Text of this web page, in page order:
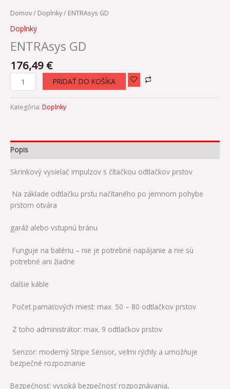
Domov/ Doplnky/ ENTRAsys GD
Doplnky
ENTRAsys GD
176,49 €
PRIDAŤ DO KOŠÍKA
Kategória: Doplnky
Popis
Skrinkový vysielač impulzov s čítačkou odtlačkov prstov
Na základe odtlačku prstu načítaného po jemnom pohybe
prstom otvára
garáž alebo vstupnú bránu
Funguje na batériu – nie je potrebné napájanie a nie sú
potrebné ani žiadne
ďalšie káble
Počet pamäťových miest: max. 50 – 80 odtlačkov prstov
Z toho administrátor: max. 9 odtlačkov prstov
Senzor: moderný Stripe Sensor, veľmi rýchly a umožňuje
bezpečné rozpoznanie
Bezpečnosť: vysoká bezpečnosť rozpoznávania,